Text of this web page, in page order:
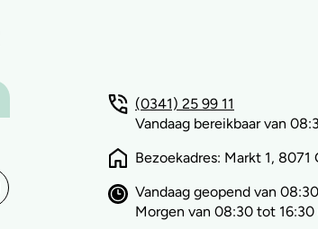
(0341) 25 99 11
Vandaag bereikbaar van
Bezoekadres: Markt 1, 8071
Vandaag geopend van
Morgen van 08:30 tot 16:30